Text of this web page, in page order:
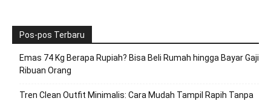
Pos-pos Terbaru
Emas 74 Kg Berapa Rupiah? Bisa Beli Rumah hingga Bayar Gaji
Ribuan Orang
Tren Clean Outfit Minimalis: Cara Mudah Tampil Rapih Tanpa